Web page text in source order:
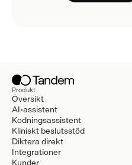
Produkt
Översikt
AI-assistent
Kodningsassistent
Kliniskt beslutsstöd
Diktera direkt
Integrationer
Kunder